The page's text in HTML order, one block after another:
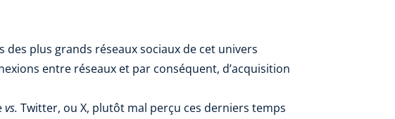
plus grands réseaux sociaux de cet univers
entre réseaux et par conséquent, d’acquisition
vs. Twitter, ou X, plutôt mal perçu ces derniers temps